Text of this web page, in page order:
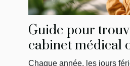
Guide pour
cabinet médical
des jours fériés
Chaque année, les jours